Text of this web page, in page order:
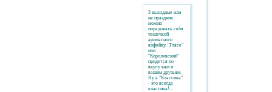
3 выходные или
на праздник
можно
порадовать себя
чашечкой
ароматного
кофейку. "Глясе"
или
"Королевский"
придется по
вкусу вам и
вашим друзьям.
Ну а "Классика"
- это всегда
классика!...